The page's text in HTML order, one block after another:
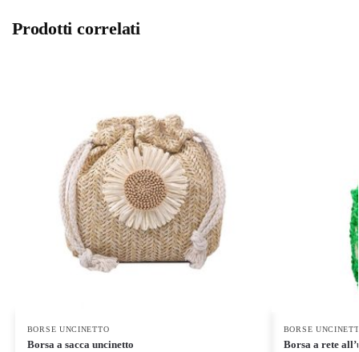
Prodotti correlati
BORSE UNCINETTO
Borsa a sacca uncinetto
BORSE
Borsa a rete